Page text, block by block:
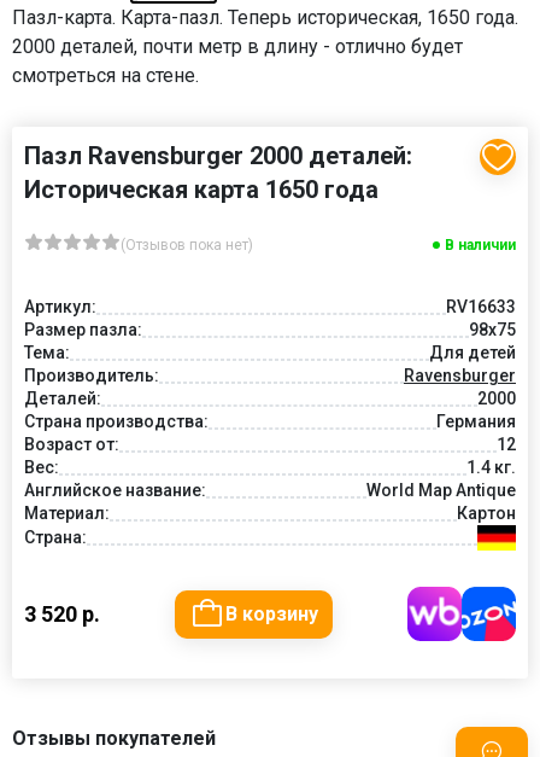
Пазл-карта. Карта-пазл. Теперь историческая, 1650 года.
2000 деталей, почти метр в длину - отлично будет
смотреться на стене.
Пазл Ravensburger 2000 деталей:
Историческая карта 1650 года
(Отзывов пока нет) В наличии
Артикул:
RV16633
Размер пазла:
98x75
Тема:
Для детей
Производитель:
Ravensburger
Деталей:
2000
Страна производства:
Германия
Возраст от:
12
Вес:
1.4 кг.
Английское название:
World Map Antique
Материал:
Картон
Страна:
3 520 р. В корзину
Отзывы покупателей